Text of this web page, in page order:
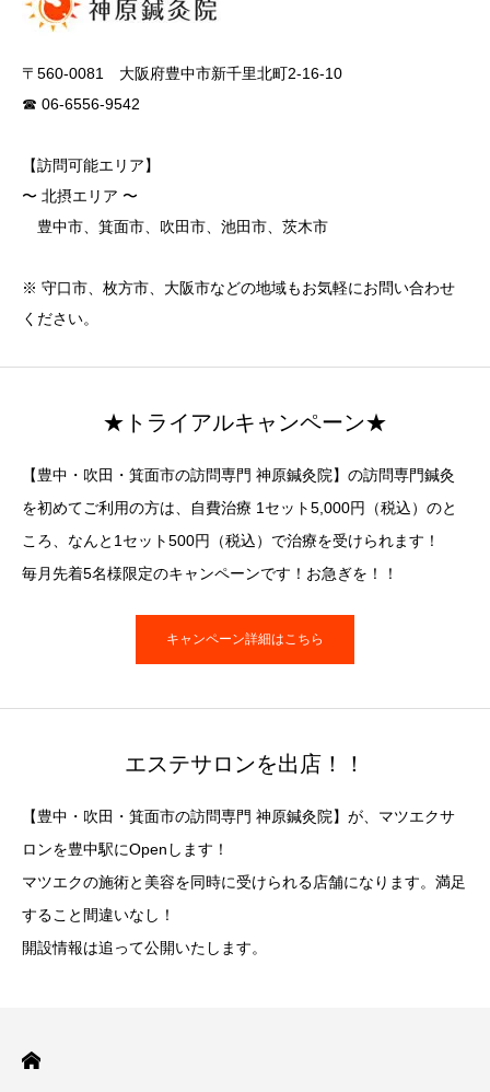
〒560-0081 大阪府豊中市新千里北町2-16-10
☎ 06-6556-9542
【訪問可能エリア】
〜 北摂エリア 〜
豊中市、箕面市、吹田市、池田市、茨木市
※ 守口市、枚方市、大阪市などの地域もお気軽にお問い合わせ
ください。
★トライアルキャンペーン★
【豊中・吹田・箕面市の訪問専門 神原鍼灸院】の訪問専門鍼灸
を初めてご利用の方は、自費治療 1セット5,000円（税込）のと
ころ、なんと1セット500円（税込）で治療を受けられます！
毎月先着5名様限定のキャンペーンです！お急ぎを！！
キャンペーン詳細はこちら
エステサロンを出店！！
【豊中・吹田・箕面市の訪問専門 神原鍼灸院】が、マツエクサ
ロンを豊中駅にOpenします！
マツエクの施術と美容を同時に受けられる店舗になります。満足
すること間違いなし！
開設情報は追って公開いたします。